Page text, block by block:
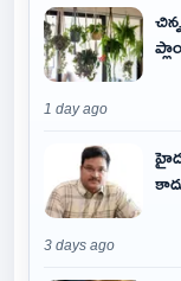
1 day ago
3 days ago